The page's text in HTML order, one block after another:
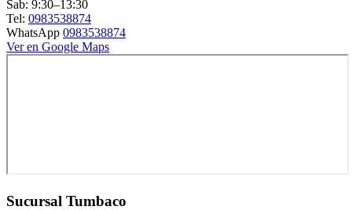
Sab: 9:30–13:30
Tel: 0983538874
WhatsApp 0983538874
Ver en Google Maps
Sucursal Tumbaco